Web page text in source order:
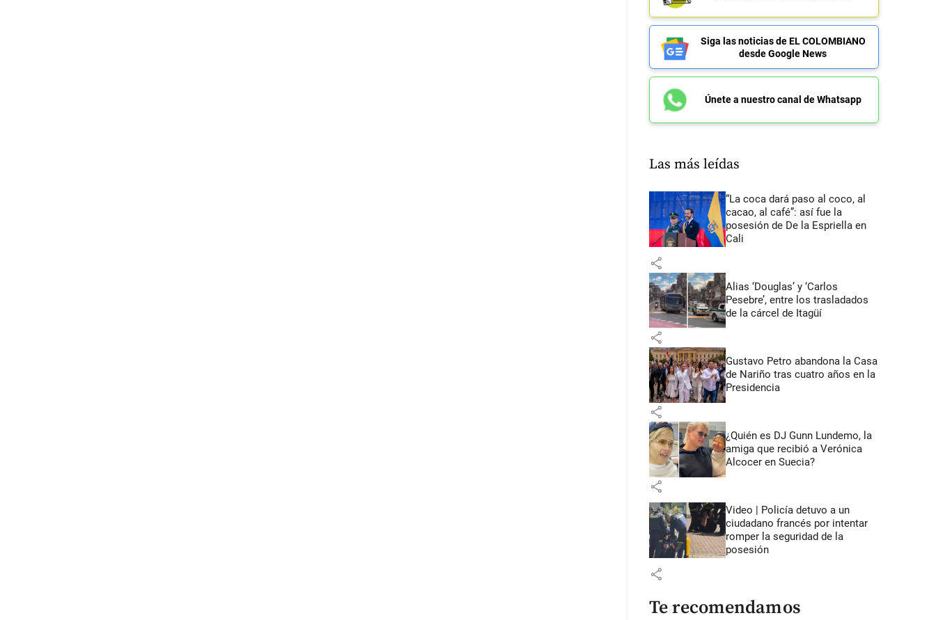
Siga las noticias de EL COLOMBIANO
desde Google News
Únete a nuestro canal de Whatsapp
Las más leídas
“La coca dará paso al coco, al
cacao, al café”: así fue la
posesión de De la Espriella en
Cali
share
Alias ‘Douglas’ y ‘Carlos
Pesebre’, entre los trasladados
de la cárcel de Itagüí
share
Gustavo Petro abandona la Casa
de Nariño tras cuatro años en la
Presidencia
share
¿Quién es DJ Gunn Lundemo, la
amiga que recibió a Verónica
Alcocer en Suecia?
share
Video | Policía detuvo a un
ciudadano francés por intentar
romper la seguridad de la
posesión
share
Te recomendamos